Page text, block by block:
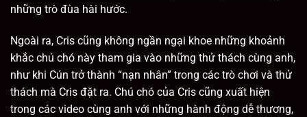
những trò đùa hài hước.
Ngoài ra, Cris cũng không ngần ngại khoe những khoảnh
khắc chú chó này tham gia vào những thử thách cùng anh,
như khi Cún trở thành “nạn nhân” trong các trò chơi và thử
thách mà Cris đặt ra. Chú chó của Cris cũng xuất hiện
trong các video cùng anh với những hành động dễ thương,